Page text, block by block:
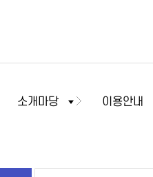
소개마당 이용안내